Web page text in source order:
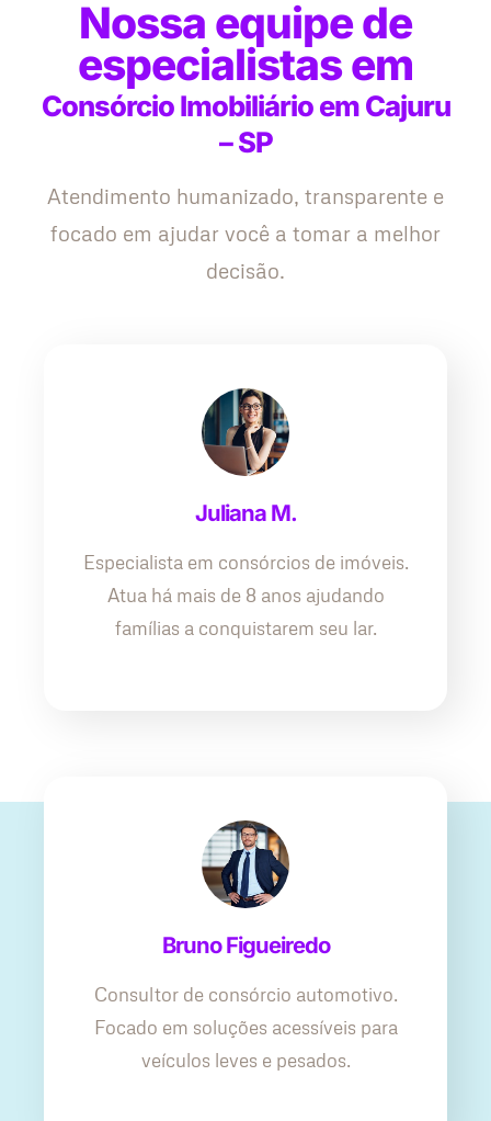
Nossa equipe de
especialistas em
Consórcio Imobiliário em Cajuru
– SP
Atendimento humanizado, transparente e
focado em ajudar você a tomar a melhor
decisão.
Juliana M.
Especialista em consórcios de imóveis.
Atua há mais de 8 anos ajudando
famílias a conquistarem seu lar.
Bruno Figueiredo
Consultor de consórcio automotivo.
Focado em soluções acessíveis para
veículos leves e pesados.